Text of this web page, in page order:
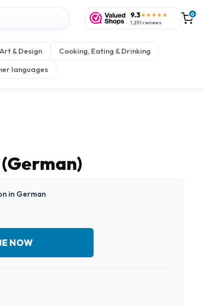
9.3★★★★★
1,251 reviews
0
Art & Design
Cooking, Eating & Drinking
languages
in German
NOW